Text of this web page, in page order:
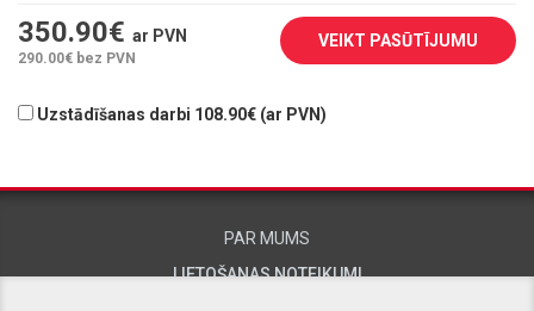
350.90€ ar PVN
290.00€ bez PVN
VEIKT PASŪTĪJUMU
Uzstādīšanas darbi 108.90€ (ar PVN)
PAR MUMS
LIETOŠANAS NOTEIKUMI